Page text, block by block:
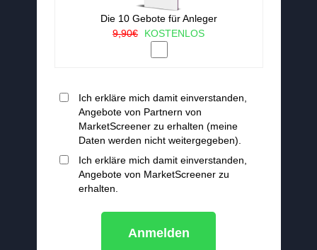
Die 10 Gebote für Anleger
9,90€
KOSTENLOS
Ich erkläre mich damit einverstanden,
Angebote von Partnern von
MarketScreener zu erhalten (meine
Daten werden nicht weitergegeben).
Ich erkläre mich damit einverstanden,
Angebote von MarketScreener zu
erhalten.
Anmelden